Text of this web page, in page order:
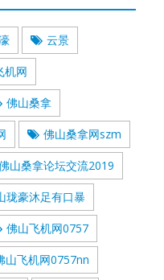
云景
机网
佛山桑拿
佛山桑拿网szm
山桑拿论坛交流2019
珑豪沐足有口暴
佛山飞机网0757
山飞机网0757nn